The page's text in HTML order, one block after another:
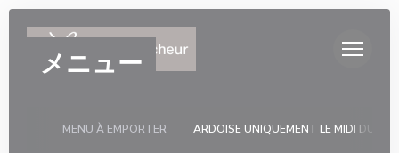
クッキー利用の管理について
メニュー
MENU À EMPORTER ARDOISE UNIQUEMENT LE MIDI DU